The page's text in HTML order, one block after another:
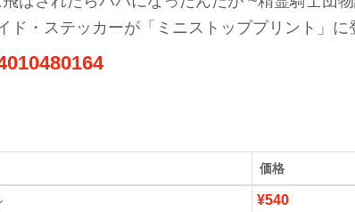
ド・ステッカーが「ミニストッププリント」に
価格
¥540